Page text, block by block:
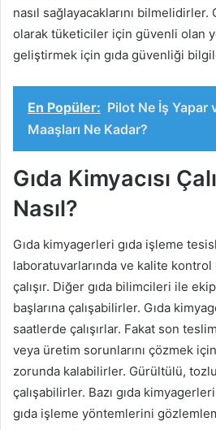
nasıl sağlayacaklarını
olarak tüketiciler için güvenli olan
geliştirmek için gıda güvenliği
En Popüler: Pilot Ne İş Yapar
Maaşları Ne Kadar?
Gıda Kimyacısı
Nasıl?
Gıda kimyagerleri gıda işleme
laboratuvarlarında ve kalite kontrol
çalışır. Diğer gıda bilimcileri ile
başlarına çalışabilirler. Gıda
saatlerde çalışırlar. Fakat son
veya üretim sorunlarını çözmek
zorunda kalabilirler. Gürültülü,
çalışabilirler. Bazı gıda
gıda işleme yöntemlerini